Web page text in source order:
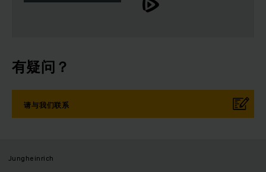
有疑问？
请与我们联系
Jungheinrich